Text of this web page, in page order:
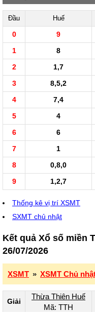
Đầu Huế
0 9
1
8
2
1,7
3
8,5,2
4
7,4
5
4
6
6
7
1
8
0,8,0
9
1,2,7
Thống kê vị trí XSMT
SXMT chủ nhật
Kết quả Xổ số miền
26/07/2026
XSMT » XSMT Chủ
Giải
Thừa Thiên Huế
Mã: TTH